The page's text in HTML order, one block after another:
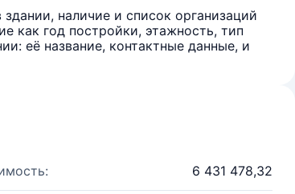
наличие и список организаций
как год постройки, этажность, тип
её название, контактные данные, и
6 431 478,32